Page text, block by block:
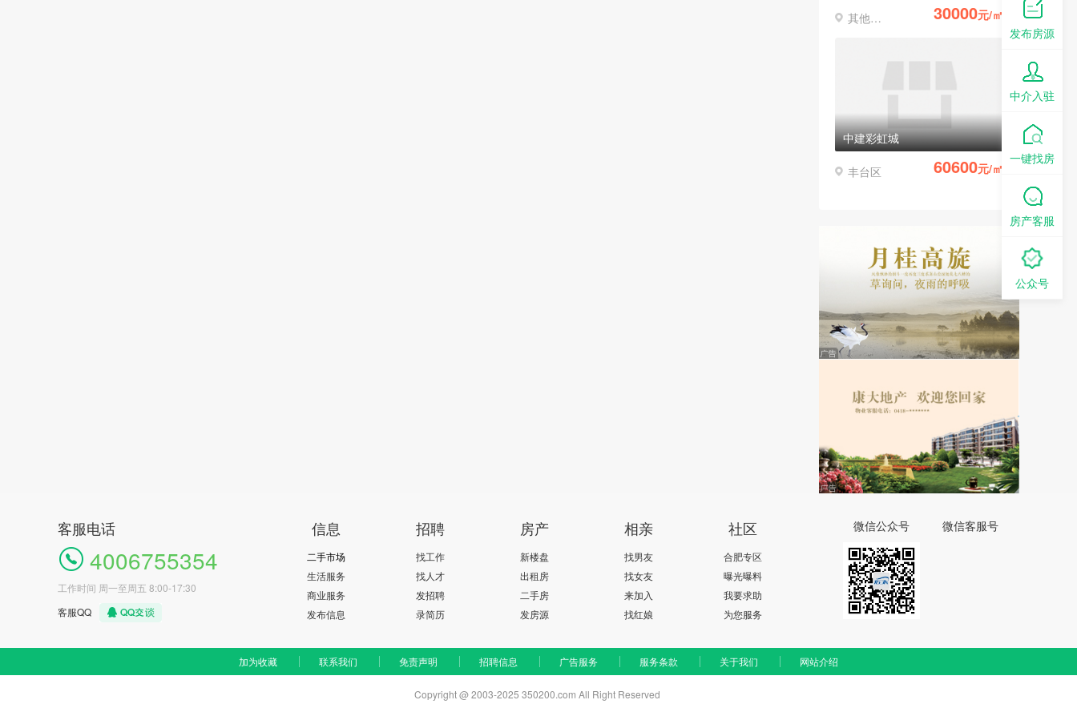
其他区县 30000元/㎡
中建彩虹城
丰台区 60600元/㎡
客服电话
4006755354
工作时间 周一至周五 8:00-17:30
客服QQ
信息
二手市场
生活服务
商业服务
发布信息
招聘
找工作
找人才
发招聘
录简历
房产
新楼盘
出租房
二手房
发房源
相亲
找男友
找女友
来加入
找红娘
社区
合肥专区
曝光曝料
我要求助
为您服务
微信公众号 微信客服号
加为收藏 联系我们 免责声明 招聘信息 广告服务 服务条款 关于我们 网站介绍
Copyright @ 2003-2025 350200.com All Right Reserved
发布房源
中介入驻
一键找房
房产客服
公众号